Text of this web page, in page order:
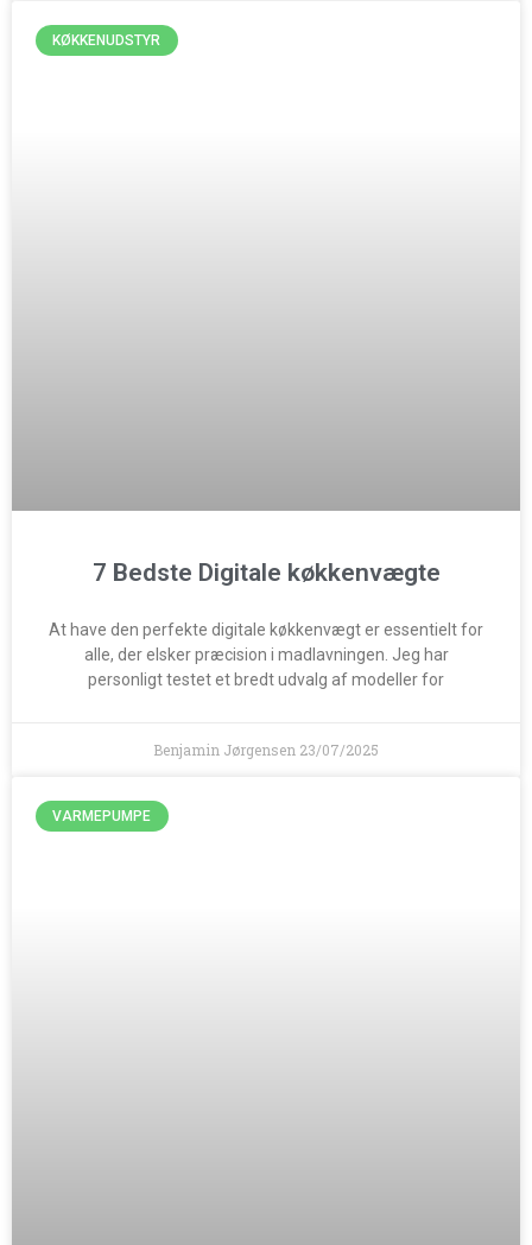
KØKKENUDSTYR
7 Bedste Digitale køkkenvægte
At have den perfekte digitale køkkenvægt er essentielt for
alle, der elsker præcision i madlavningen. Jeg har
personligt testet et bredt udvalg af modeller for
Benjamin Jørgensen 23/07/2025
VARMEPUMPE